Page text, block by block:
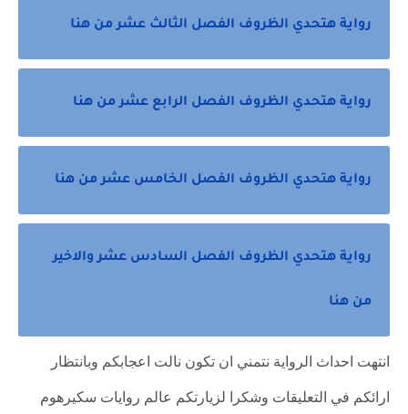
رواية هتحدي الظروف الفصل الثالث عشر من هنا
رواية هتحدي الظروف الفصل الرابع عشر من هنا
رواية هتحدي الظروف الفصل الخامس عشر من هنا
رواية هتحدي الظروف الفصل السادس عشر والاخير
من هنا
انتهت احداث الرواية نتمني ان تكون نالت اعجابكم وبانتظار
ارائكم في التعليقات وشكرا لزيارتكم عالم روايات سكيرهوم